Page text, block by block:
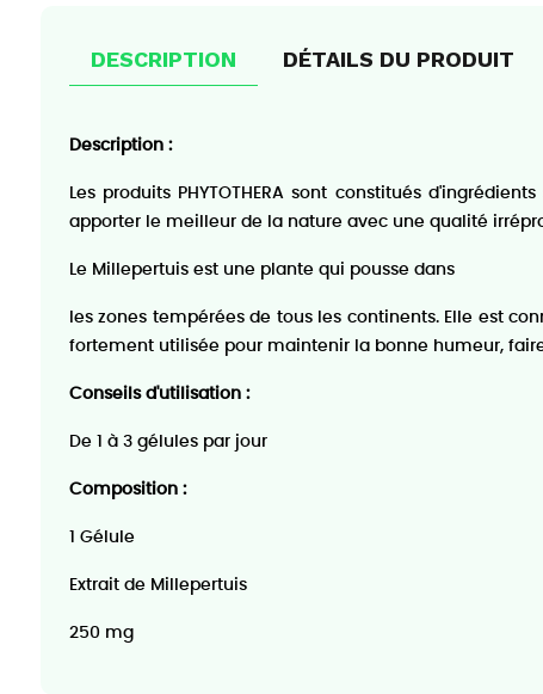
DESCRIPTION DÉTAILS DU PRODUIT
Description :
Les produits PHYTOTHERA sont constitués
apporter le meilleur de la nature avec une qualité
Le Millepertuis est une plante qui pousse dans
les zones tempérées de tous les continents. Elle est
fortement utilisée pour maintenir la bonne humeur,
Conseils d'utilisation :
De 1 à 3 gélules par jour
Composition :
1 Gélule
Extrait de Millepertuis
250 mg